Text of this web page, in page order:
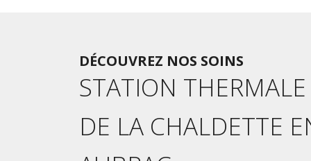
DÉCOUVREZ NOS SOINS
STATION THERMALE
DE LA CHALDETTE